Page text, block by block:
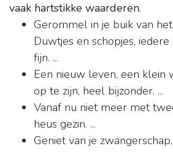
vaak hartstikke waarderen.
Gerommel in je buik van
Duwtjes en schopjes,
fijn. ...
Een nieuw leven, een klein
op te zijn, heel bijzonder. ...
Vanaf nu niet meer met
heus gezin. ...
Geniet van je zwangerschap,